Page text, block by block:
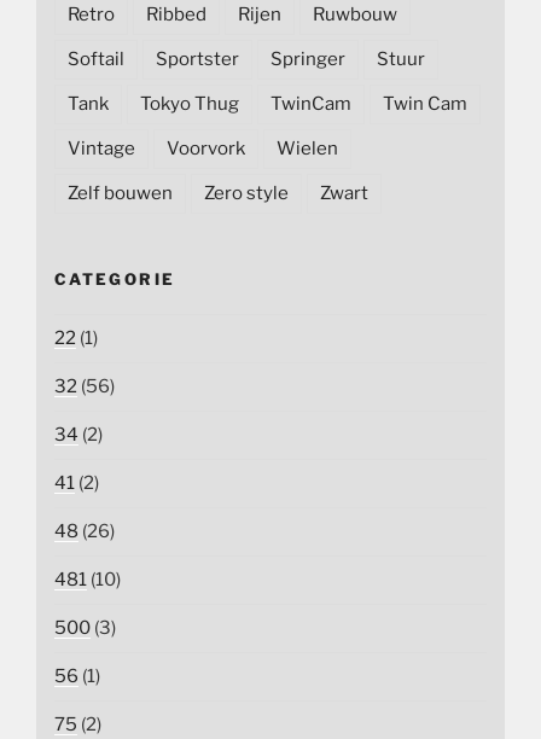
Retro Ribbed Rijen Ruwbouw
Softail Sportster Springer Stuur
Tank Tokyo Thug TwinCam Twin Cam
Vintage Voorvork Wielen
Zelf bouwen Zero style Zwart
CATEGORIE
22 (1)
32 (56)
34 (2)
41 (2)
48 (26)
481 (10)
500 (3)
56 (1)
75 (2)